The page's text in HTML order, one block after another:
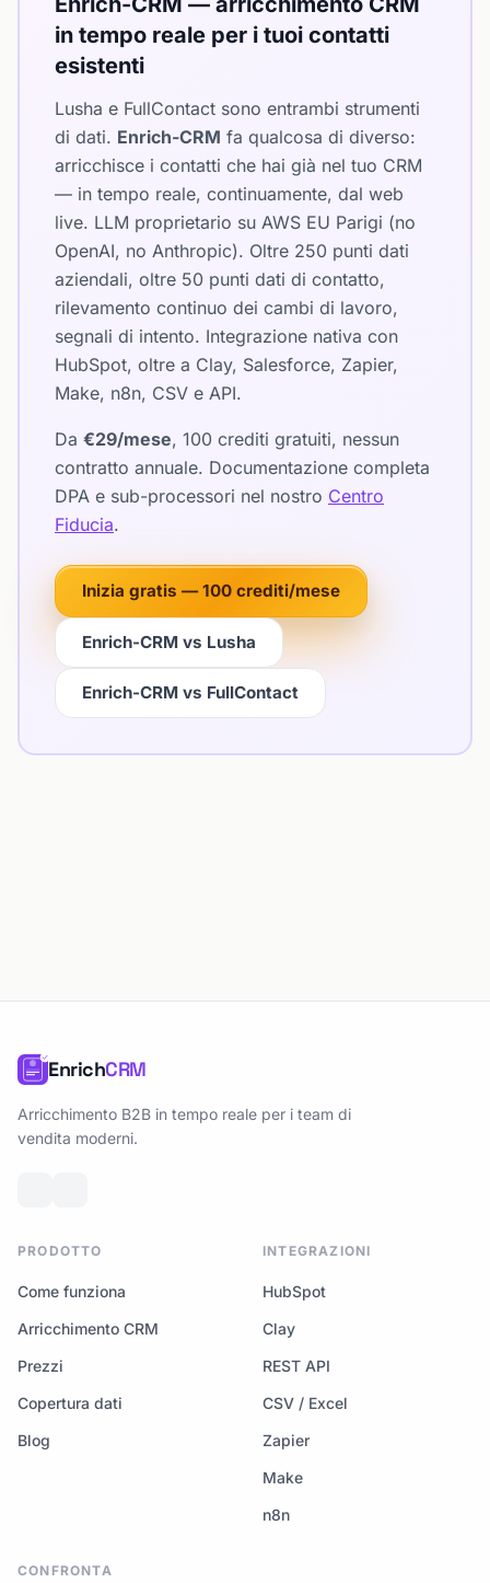
in tempo reale per i tuoi contatti
esistenti
Lusha e FullContact sono entrambi strumenti
di dati. Enrich-CRM fa qualcosa di diverso:
arricchisce i contatti che hai già nel tuo CRM
— in tempo reale, continuamente, dal web
live. LLM proprietario su AWS EU Parigi (no
OpenAI, no Anthropic). Oltre 250 punti dati
aziendali, oltre 50 punti dati di contatto,
rilevamento continuo dei cambi di lavoro,
segnali di intento. Integrazione nativa con
HubSpot, oltre a Clay, Salesforce, Zapier,
Make, n8n, CSV e API.
Da €29/mese, 100 crediti gratuiti, nessun
contratto annuale. Documentazione completa
DPA e sub-processori nel nostro Centro
Fiducia.
Inizia gratis — 100 crediti/mese
Enrich-CRM vs Lusha
Enrich-CRM vs FullContact
EnrichCRM
Arricchimento B2B in tempo reale per i team di
vendita moderni.
PRODOTTO
Come funziona
Arricchimento CRM
Prezzi
Copertura dati
Blog
INTEGRAZIONI
HubSpot
Clay
REST API
CSV / Excel
Zapier
Make
n8n
CONFRONTA